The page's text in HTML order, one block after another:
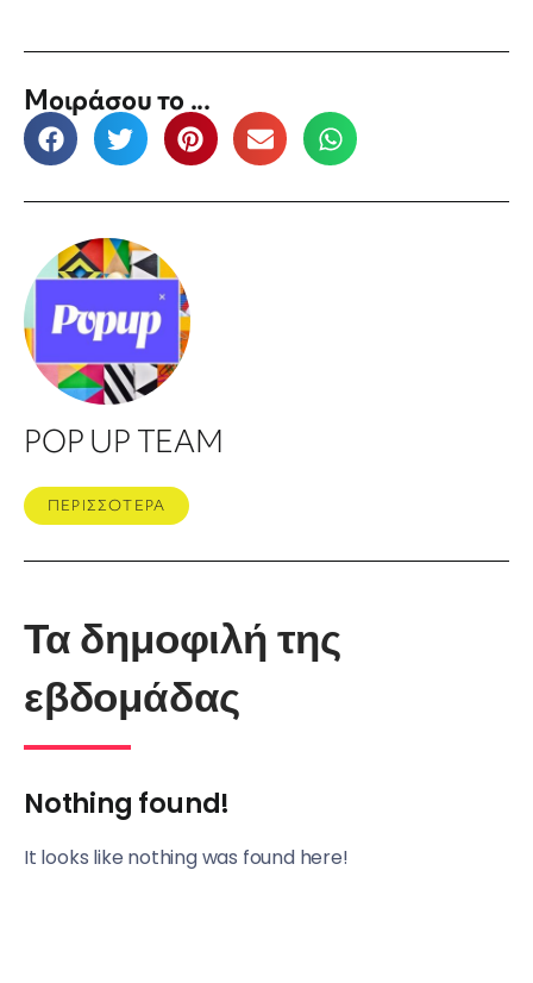
Μοιράσου το ...
POP UP TEAM
ΠΕΡΙΣΣΟΤΕΡΑ
Τα δημοφιλή της
εβδομάδας
Nothing found!
It looks like nothing was found here!